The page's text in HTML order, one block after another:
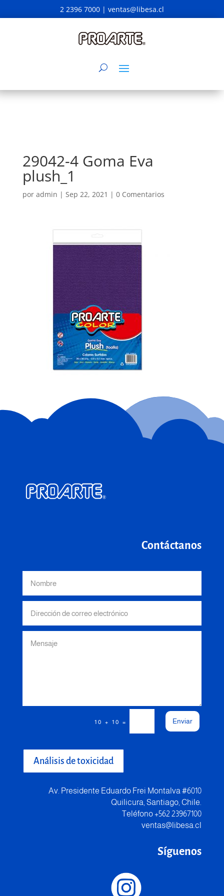
2 2396 7000 | ventas@libesa.cl
29042-4 Goma Eva
plush_1
por admin | Sep 22, 2021 | 0 Comentarios
Contáctanos
10 + 10 = Enviar
Análisis de toxicidad
Av. Presidente Eduardo Frei Montalva #6010
Quilicura, Santiago, Chile.
Teléfono +562 23967100
ventas@libesa.cl
Síguenos